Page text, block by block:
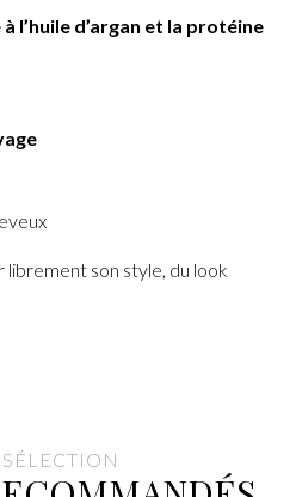
l’huile d’argan et la protéine
son style, du look